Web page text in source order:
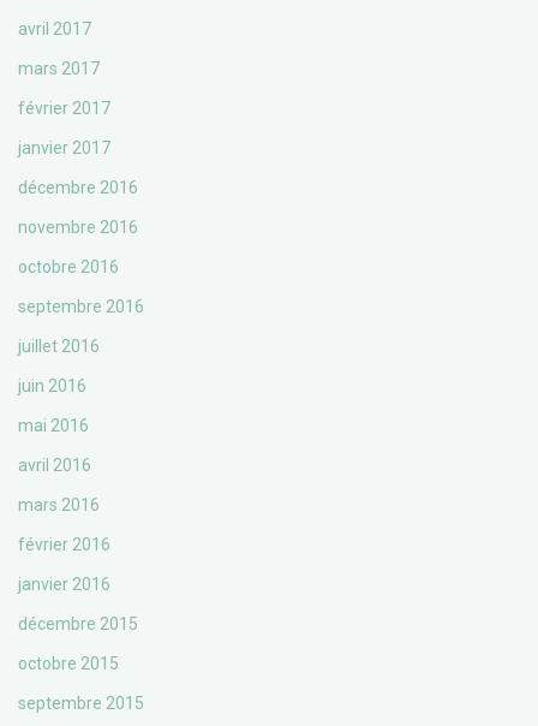
avril 2017
mars 2017
février 2017
janvier 2017
décembre 2016
novembre 2016
octobre 2016
septembre 2016
juillet 2016
juin 2016
mai 2016
avril 2016
mars 2016
février 2016
janvier 2016
décembre 2015
octobre 2015
septembre 2015